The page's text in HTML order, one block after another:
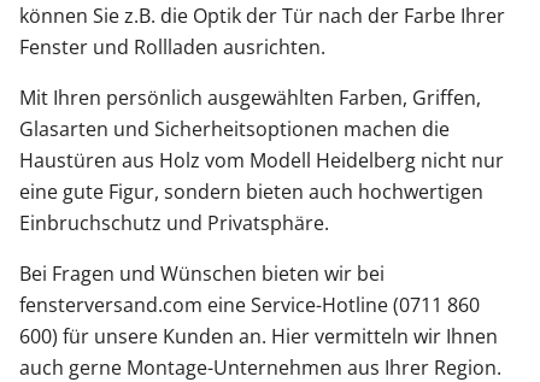
können Sie z.B. die Optik der Tür nach der Farbe Ihrer
Fenster und Rollladen ausrichten.
Mit Ihren persönlich ausgewählten Farben, Griffen,
Glasarten und Sicherheitsoptionen machen die
Haustüren aus Holz vom Modell Heidelberg nicht nur
eine gute Figur, sondern bieten auch hochwertigen
Einbruchschutz und Privatsphäre.
Bei Fragen und Wünschen bieten wir bei
fensterversand.com eine Service-Hotline (0711 860
600) für unsere Kunden an. Hier vermitteln wir Ihnen
auch gerne Montage-Unternehmen aus Ihrer Region.